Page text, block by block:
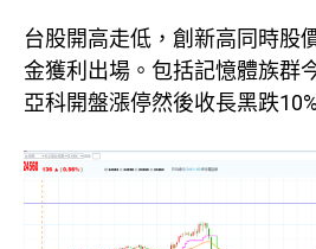
台股開高走低，創新高同時股
金獲利出場。包括記憶體族群
亞科開盤漲停然後收長黑跌